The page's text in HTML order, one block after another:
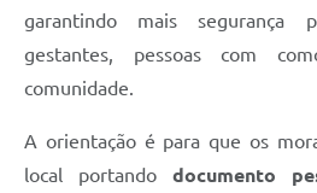
garantindo mais segurança
gestantes, pessoas com
comunidade.
A orientação é para que os
local portando documento